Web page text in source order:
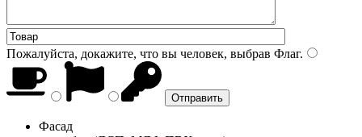
Пожалуйста, докажите, что вы человек, выбрав Флаг.
Фасад